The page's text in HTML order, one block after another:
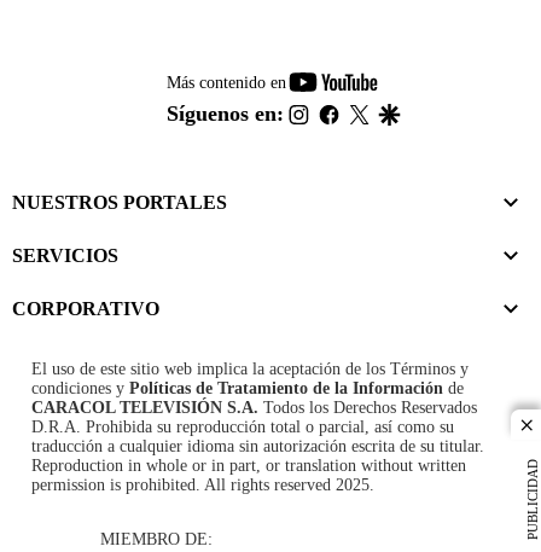
PUBLICIDAD
Más contenido en
youtube-
footer
Síguenos en: instagram
facebook
twitter
NUESTROS PORTALES
SERVICIOS
CORPORATIVO
El uso de este sitio web implica la aceptación de los Términos y
condiciones y Políticas de Tratamiento de la Información de
CARACOL TELEVISIÓN S.A. Todos los Derechos Reservados
D.R.A. Prohibida su reproducción total o parcial, así como su
traducción a cualquier idioma sin autorización escrita de su titular.
Reproduction in whole or in part, or translation without written
permission is prohibited. All rights reserved 2025.
MIEMBRO DE: